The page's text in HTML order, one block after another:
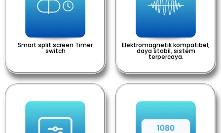
Smart split screen Timer
switch
Elektromagnetik kompatibel,
daya stabil, sistem
terpercaya.​